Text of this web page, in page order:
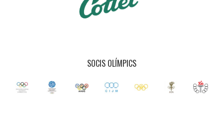
SOCIS OLÍMPICS